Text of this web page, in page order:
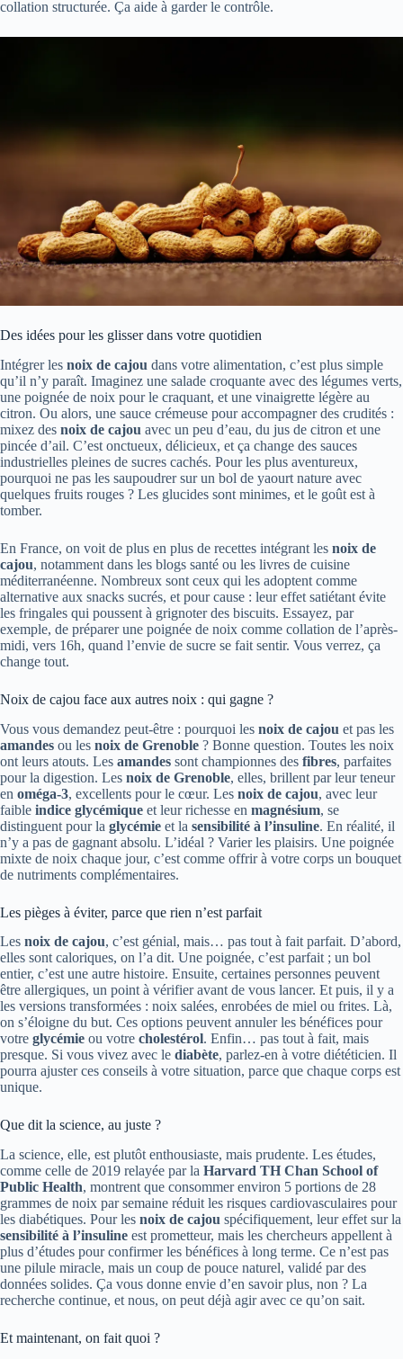
collation structurée. Ça aide à garder le contrôle.
Des idées pour les glisser dans votre quotidien
Intégrer les noix de cajou dans votre alimentation, c’est plus simple
qu’il n’y paraît. Imaginez une salade croquante avec des légumes verts,
une poignée de noix pour le craquant, et une vinaigrette légère au
citron. Ou alors, une sauce crémeuse pour accompagner des crudités :
mixez des noix de cajou avec un peu d’eau, du jus de citron et une
pincée d’ail. C’est onctueux, délicieux, et ça change des sauces
industrielles pleines de sucres cachés. Pour les plus aventureux,
pourquoi ne pas les saupoudrer sur un bol de yaourt nature avec
quelques fruits rouges ? Les glucides sont minimes, et le goût est à
tomber.
En France, on voit de plus en plus de recettes intégrant les noix de
cajou, notamment dans les blogs santé ou les livres de cuisine
méditerranéenne. Nombreux sont ceux qui les adoptent comme
alternative aux snacks sucrés, et pour cause : leur effet satiétant évite
les fringales qui poussent à grignoter des biscuits. Essayez, par
exemple, de préparer une poignée de noix comme collation de l’après-
midi, vers 16h, quand l’envie de sucre se fait sentir. Vous verrez, ça
change tout.
Noix de cajou face aux autres noix : qui gagne ?
Vous vous demandez peut-être : pourquoi les noix de cajou et pas les
amandes ou les noix de Grenoble ? Bonne question. Toutes les noix
ont leurs atouts. Les amandes sont championnes des fibres, parfaites
pour la digestion. Les noix de Grenoble, elles, brillent par leur teneur
en oméga-3, excellents pour le cœur. Les noix de cajou, avec leur
faible indice glycémique et leur richesse en magnésium, se
distinguent pour la glycémie et la sensibilité à l’insuline. En réalité, il
n’y a pas de gagnant absolu. L’idéal ? Varier les plaisirs. Une poignée
mixte de noix chaque jour, c’est comme offrir à votre corps un bouquet
de nutriments complémentaires.
Les pièges à éviter, parce que rien n’est parfait
Les noix de cajou, c’est génial, mais… pas tout à fait parfait. D’abord,
elles sont caloriques, on l’a dit. Une poignée, c’est parfait ; un bol
entier, c’est une autre histoire. Ensuite, certaines personnes peuvent
être allergiques, un point à vérifier avant de vous lancer. Et puis, il y a
les versions transformées : noix salées, enrobées de miel ou frites. Là,
on s’éloigne du but. Ces options peuvent annuler les bénéfices pour
votre glycémie ou votre cholestérol. Enfin… pas tout à fait, mais
presque. Si vous vivez avec le diabète, parlez-en à votre diététicien. Il
pourra ajuster ces conseils à votre situation, parce que chaque corps est
unique.
Que dit la science, au juste ?
La science, elle, est plutôt enthousiaste, mais prudente. Les études,
comme celle de 2019 relayée par la Harvard TH Chan School of
Public Health, montrent que consommer environ 5 portions de 28
grammes de noix par semaine réduit les risques cardiovasculaires pour
les diabétiques. Pour les noix de cajou spécifiquement, leur effet sur la
sensibilité à l’insuline est prometteur, mais les chercheurs appellent à
plus d’études pour confirmer les bénéfices à long terme. Ce n’est pas
une pilule miracle, mais un coup de pouce naturel, validé par des
données solides. Ça vous donne envie d’en savoir plus, non ? La
recherche continue, et nous, on peut déjà agir avec ce qu’on sait.
Et maintenant, on fait quoi ?